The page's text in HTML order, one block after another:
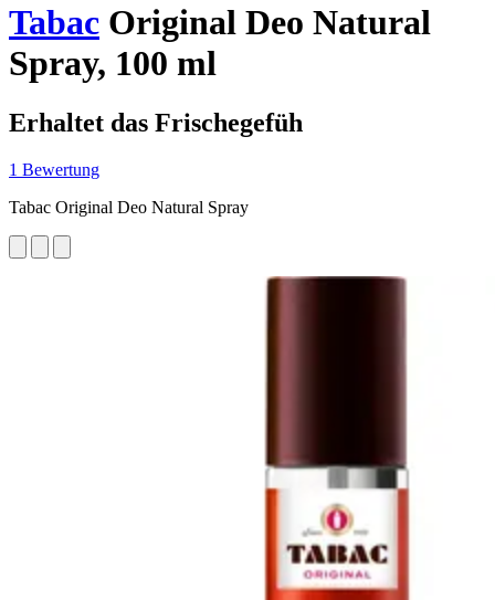
Tabac Original Deo Natural
Spray, 100 ml
Erhaltet das Frischegefüh
1 Bewertung
Tabac Original Deo Natural Spray